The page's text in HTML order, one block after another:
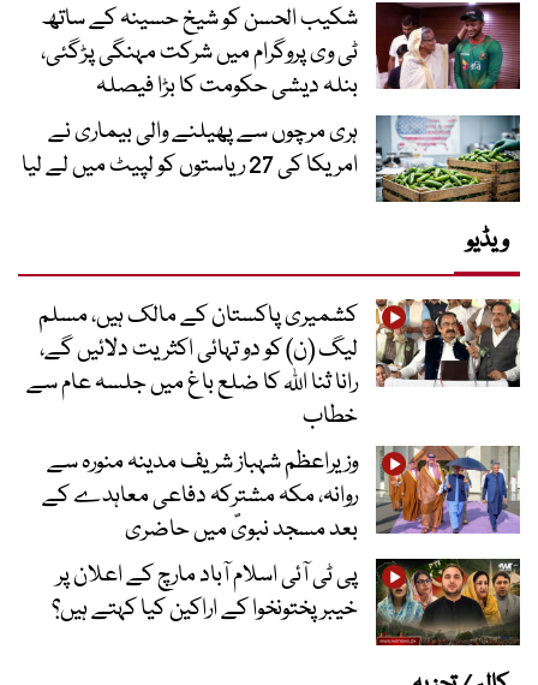
شکیب الحسن کو شیخ حسینہ کے ساتھ
ٹی وی پروگرام میں شرکت مہنگی پڑگئی،
بنلہ دیشی حکومت کا بڑا فیصلہ
ہری مرچوں سے پھیلنے والی بیماری نے
امریکا کی 27 ریاستوں کو لپیٹ میں لے لیا
ویڈیو
کشمیری پاکستان کے مالک ہیں، مسلم
لیگ (ن) کو دو تہائی اکثریت دلائیں گے،
رانا ثنا اللہ کا ضلع باغ میں جلسہ عام سے
خطاب
وزیراعظم شہباز شریف مدینہ منورہ سے
روانہ، مکہ مشترکہ دفاعی معاہدے کے
بعد مسجد نبویؐ میں حاضری
پی ٹی آئی اسلام آباد مارچ کے اعلان پر
خیبر پختونخوا کے اراکین کیا کہتے ہیں؟